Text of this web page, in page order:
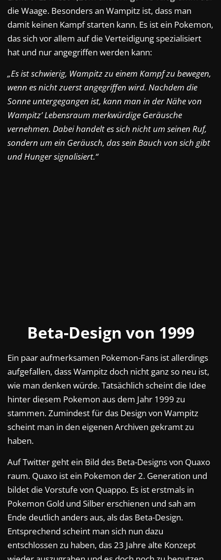
die Waage. Besonders an Wampitz ist, dass man
damit keinen Kampf starten kann. Es ist ein Pokemon,
das sich vor allem auf die Verteidigung spezialisiert
hat und nur angegriffen werden kann:
„Es ist schwierig, Wampitz zu einem Kampf zu bewegen,
wenn es nicht zuerst angegriffen wird.​ Nachdem die
Sonne untergegangen ist, kann man in der Nähe von
Wampitz’ Lebensraum merkwürdige Geräusche
vernehmen. Dabei handelt es sich nicht um seinen Ruf,
sondern um ein Geräusch, das sein Bauch von sich gibt
und Hunger signalisiert.​​“
Beta-Design von 1999
Ein paar aufmerksamen Pokemon-Fans ist allerdings
aufgefallen, dass Wampitz doch nicht ganz so neu ist,
wie man denken würde. Tatsächlich scheint die Idee
hinter diesem Pokemon aus dem Jahr 1999 zu
stammen. Zumindest für das Design von Wampitz
scheint man in den eigenen Archiven gekramt zu
haben.
Auf Twitter geht ein Bild des Beta-Designs von Quaxo
raum. Quaxo ist ein Pokemon der 2. Generation und
bildet die Vorstufe von Quappo. Es ist erstmals in
Pokemon Gold und Silber erschienen und sah am
Ende deutlich anders aus, als das Beta-Design.
Entsprechend scheint man sich nun dazu
entschlossen zu haben, das 23 Jahre alte Konzept